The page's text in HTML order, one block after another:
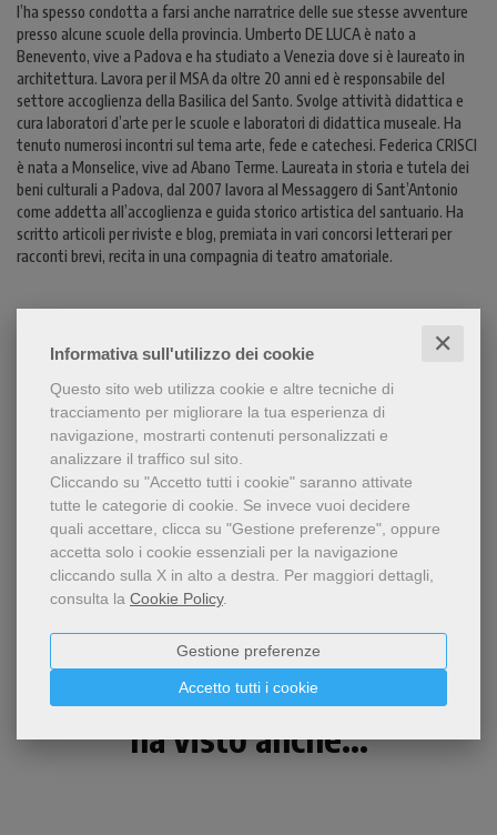
Informativa sull'utilizzo dei cookie ✕
Questo sito web utilizza cookie e altre tecniche di
tracciamento per migliorare la tua esperienza di
navigazione, mostrarti contenuti personalizzati e
analizzare il traffico sul sito.
Cliccando su "Accetto tutti i cookie" saranno attivate
tutte le categorie di cookie. Se invece vuoi decidere
quali accettare, clicca su "Gestione preferenze", oppure
accetta solo i cookie essenziali per la navigazione
cliccando sulla X in alto a destra. Per maggiori dettagli,
consulta la Cookie Policy.
Accetto tutti i cookie
Gestione preferenze
l’ha spesso condotta a farsi anche narratrice delle sue stesse avventure
presso alcune scuole della provincia. Umberto DE LUCA è nato a
Benevento, vive a Padova e ha studiato a Venezia dove si è laureato in
architettura. Lavora per il MSA da oltre 20 anni ed è responsabile del
settore accoglienza della Basilica del Santo. Svolge attività didattica e
cura laboratori d’arte per le scuole e laboratori di didattica museale. Ha
tenuto numerosi incontri sul tema arte, fede e catechesi. Federica CRISCI
è nata a Monselice, vive ad Abano Terme. Laureata in storia e tutela dei
beni culturali a Padova, dal 2007 lavora al Messaggero di Sant’Antonio
come addetta all’accoglienza e guida storico artistica del santuario. Ha
scritto articoli per riviste e blog, premiata in vari concorsi letterari per
racconti brevi, recita in una compagnia di teatro amatoriale.
CONTENUTI
Condividi
Chi ha visto questo prodotto
ha visto anche...